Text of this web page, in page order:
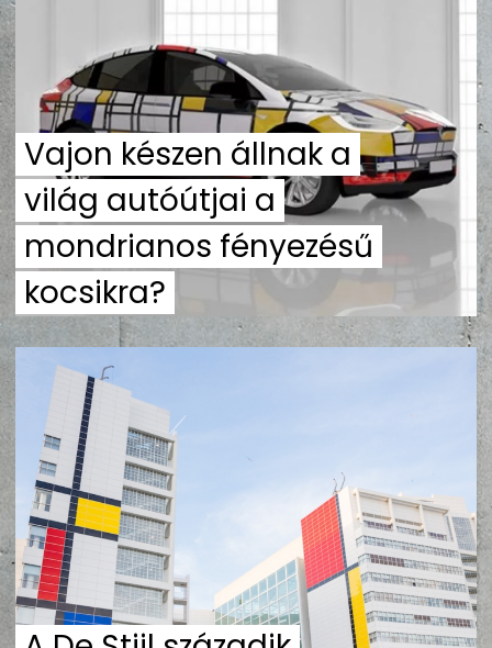
ZENE
MÉDIAAJÁNLAT
IMPRESSZUM
PR-ARCHÍVUM
ADATKEZELÉSI TÁJÉKOZTATÓ
Vajon készen állnak a
világ autóútjai a
mondrianos fényezésű
kocsikra?